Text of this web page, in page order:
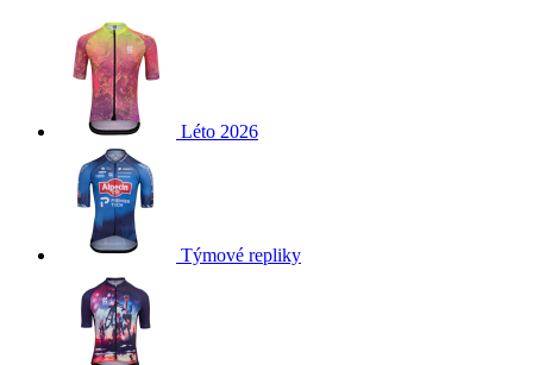
Léto 2026
Týmové repliky